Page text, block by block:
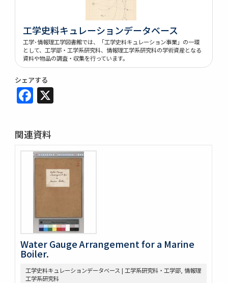
工学史料キュレーションデータベース
工学･情報理工学図書館では、「工学史料キュレーション事業」の一環
として、工学部・工学系研究科、情報理工学系研究科の学術資産となる
資料や物品の調査・収集を行っています。
シェアする
Facebook
関連資料
Water Gauge Arrangement for a Marine
Boiler.
工学史料キュレーションデータベース | 工学系研究科・工学部, 情報理
工学系研究科